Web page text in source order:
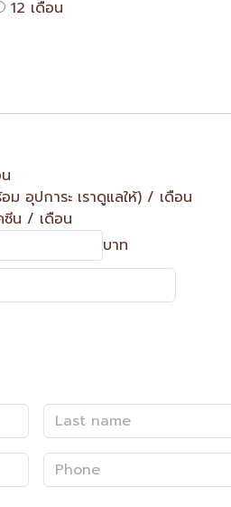
12 เดือน
อุปการะ เราดูแลให้) / เดือน
ซีน / เดือน
บาท